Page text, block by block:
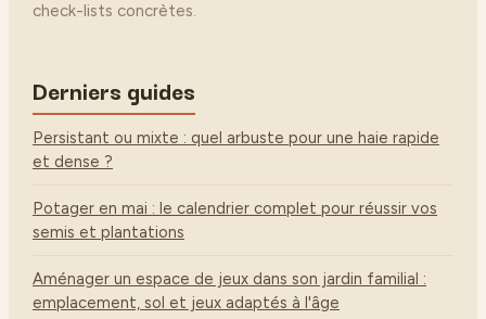
check-lists concrètes.
Derniers guides
Persistant ou mixte : quel arbuste pour une haie rapide
et dense ?
Potager en mai : le calendrier complet pour réussir vos
semis et plantations
Aménager un espace de jeux dans son jardin familial :
emplacement, sol et jeux adaptés à l'âge